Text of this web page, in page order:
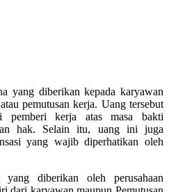
yang diberikan kepada karyawan
pemutusan kerja. Uang tersebut
pemberi kerja atas masa bakti
hak. Selain itu, uang ini juga
yang wajib diperhatikan oleh
yang diberikan oleh perusahaan